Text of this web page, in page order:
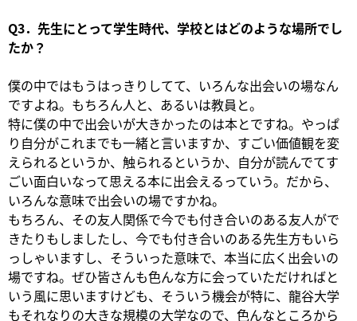
Q3．先生にとって学生時代、学校とはどのような場所でし
たか？
僕の中ではもうはっきりしてて、いろんな出会いの場なん
ですよね。もちろん人と、あるいは教員と。
特に僕の中で出会いが大きかったのは本とですね。やっぱ
り自分がこれまでも一緒と言いますか、すごい価値観を変
えられるというか、触られるというか、自分が読んでてす
ごい面白いなって思える本に出会えるっていう。だから、
いろんな意味で出会いの場ですかね。
もちろん、その友人関係で今でも付き合いのある友人がで
きたりもしましたし、今でも付き合いのある先生方もいら
っしゃいますし、そういった意味で、本当に広く出会いの
場ですね。ぜひ皆さんも色んな方に会っていただければと
いう風に思いますけども、そういう機会が特に、龍谷大学
もそれなりの大きな規模の大学なので、色んなところから